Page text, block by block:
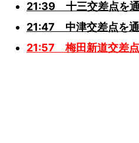
21:39 十三交差点を
21:47 中津交差点を
21:57 梅田新道交差